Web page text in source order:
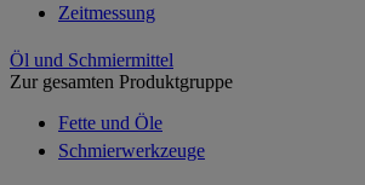
Zeitmessung
Öl und Schmiermittel
Zur gesamten Produktgruppe
Fette und Öle
Schmierwerkzeuge